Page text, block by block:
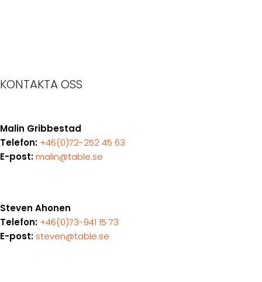
KONTAKTA OSS
Malin Gribbestad
Telefon: +46(0)72-252 45 63
E-post:malin@table.se
Steven Ahonen
Telefon: +46(0)73-941 15 73
E-post: steven@table.se